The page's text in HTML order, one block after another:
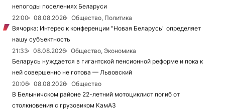
непогоды поселениях Беларуси
22:00
08.08.2026
Общество, Политика
Вячорка: Интерес к конференции "Новая Беларусь" определяет
нашу субъектность
21:33
08.08.2026
Общество, Экономика
Беларусь нуждается в гигантской пенсионной реформе и пока к
ней совершенно не готова — Львовский
20:06
08.08.2026
Общество
В Белыничском районе 22-летний мотоциклист погиб от
столкновения с грузовиком КамАЗ